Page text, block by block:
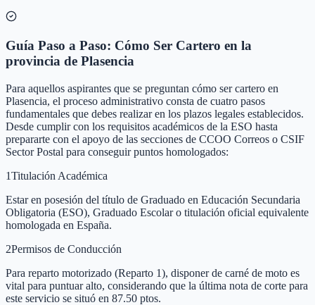
Guía Paso a Paso: Cómo Ser Cartero en la
provincia de Plasencia
Para aquellos aspirantes que se preguntan cómo ser cartero en
Plasencia, el proceso administrativo consta de cuatro pasos
fundamentales que debes realizar en los plazos legales establecidos.
Desde cumplir con los requisitos académicos de la ESO hasta
prepararte con el apoyo de las secciones de CCOO Correos o CSIF
Sector Postal para conseguir puntos homologados:
1Titulación Académica
Estar en posesión del título de Graduado en Educación Secundaria
Obligatoria (ESO), Graduado Escolar o titulación oficial equivalente
homologada en España.
2Permisos de Conducción
Para reparto motorizado (Reparto 1), disponer de carné de moto es
vital para puntuar alto, considerando que la última nota de corte para
este servicio se situó en 87.50 ptos.